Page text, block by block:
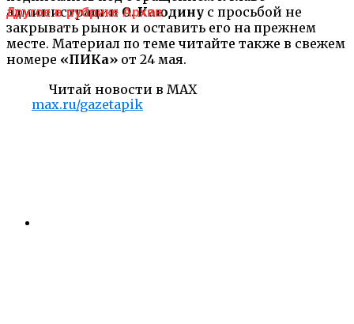
администрации О. Каюдину с просьбой не
закрывать рынок и оставить его на прежнем
месте. Материал по теме читайте также в свежем
номере «ПИКа» от 24 мая.
Читай новости в MAX
max.ru/gazetapik
Другое в рубрике Архив